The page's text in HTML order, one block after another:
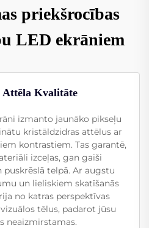
priekšrocības
LED ekrāniem
Attēla Kvalitāte
izmanto jaunāko pikseļu
kristāldzidras attēlus ar
kontrastiem. Tas garantē,
izceļas, gan gaiši
telpā. Ar augstu
un lieliskiem skatīšanās
no katras perspektīvas
tēlus, padarot jūsu
neaizmirstamas.